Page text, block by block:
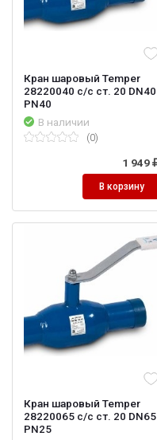
Кран шаровый Temper
28220040 с/с ст. 20 DN40
PN40
В наличии
(0)
1 949
В корзину
Кран шаровый Temper
28220065 с/с ст. 20 DN65
PN25